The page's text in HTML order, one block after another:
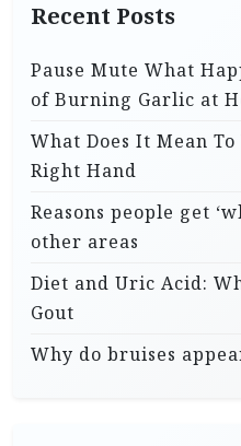
Recent Posts
Pause Mute What
of Burning Garlic at
What Does It Mean
Right Hand
Reasons people get
other areas
Diet and Uric Acid:
Gout
Why do bruises